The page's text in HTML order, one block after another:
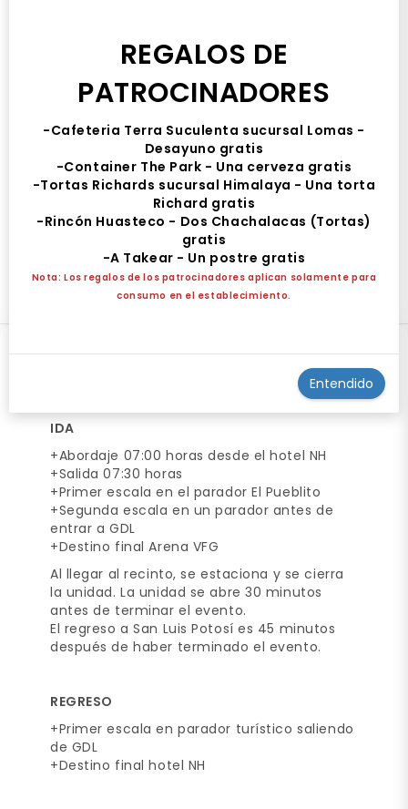
15 AUG
Viaje desde SLP al show de Rosalia en
GDL
Hotel NH
Hotel NH San Luis Potosí, Avenida Venustiano Carranza,
De Tequisquiapan, San Luis Potosí, S.L.P., México
Saturday 15 to Monday 17 of August 2026, 07:30 hrs. (Mexico)
Liquid Error: Locale 'en.json' Not Found
IDA
+Abordaje 07:00 horas desde el hotel NH
+Salida 07:30 horas
+Primer escala en el parador El Pueblito
+Segunda escala en un parador antes de
entrar a GDL
+Destino final Arena VFG
Al llegar al recinto, se estaciona y se cierra
la unidad. La unidad se abre 30 minutos
antes de terminar el evento.
El regreso a San Luis Potosí es 45 minutos
después de haber terminado el evento.
REGRESO
+Primer escala en parador turístico saliendo
de GDL
+Destino final hotel NH
REGALOS DE
PATROCINADORES
-Cafeteria Terra Suculenta sucursal Lomas -
Desayuno gratis
-Container The Park - Una cerveza gratis
-Tortas Richards sucursal Himalaya - Una torta
Richard gratis
-Rincón Huasteco - Dos Chachalacas (Tortas)
gratis
-A Takear - Un postre gratis
Nota: Los regalos de los patrocinadores aplican solamente para
consumo en el establecimiento.
Entendido